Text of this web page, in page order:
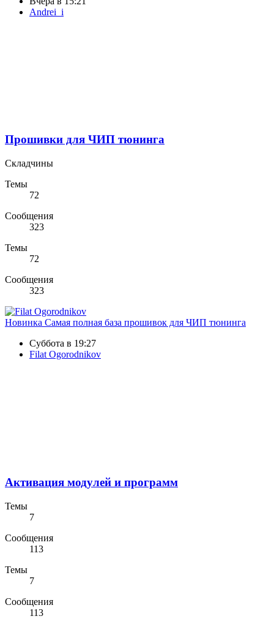
Andrei_i
Прошивки для ЧИП тюнинга
Складчины
Темы
72
Сообщения
323
Темы
72
Сообщения
323
Новинка Самая полная база прошивок для ЧИП тюнинга
Суббота в 19:27
Filat Ogorodnikov
Активация модулей и программ
Темы
7
Сообщения
113
Темы
7
Сообщения
113